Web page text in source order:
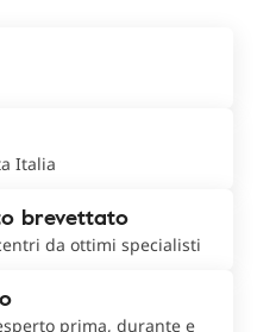
Italia
brevettato
da ottimi specialisti
prima, durante e